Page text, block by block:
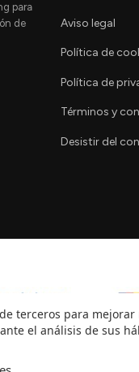
para
de
Aviso legal
Política de
Política de
Términos y
Desistir del
terceros para
el análisis de sus